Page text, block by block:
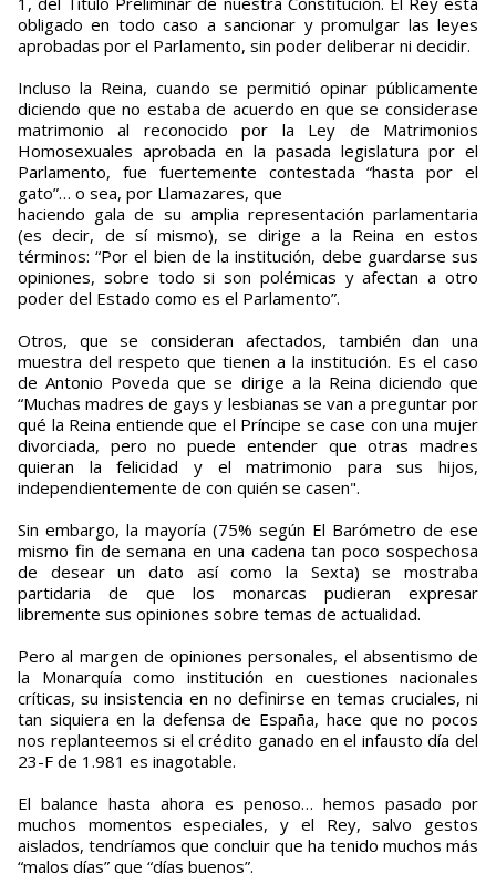
obligado en todo caso a sancionar y promulgar las leyes
aprobadas por el Parlamento, sin poder deliberar ni decidir.
Incluso la Reina, cuando se permitió opinar públicamente
diciendo que no estaba de acuerdo en que se considerase
matrimonio al reconocido por la Ley de Matrimonios
Homosexuales aprobada en la pasada legislatura por el
Parlamento, fue fuertemente contestada “hasta por el
gato”… o sea, por Llamazares, que
haciendo gala de su amplia representación parlamentaria
(es decir, de sí mismo), se dirige a la Reina en estos
términos: “Por el bien de la institución, debe guardarse sus
opiniones, sobre todo si son polémicas y afectan a otro
poder del Estado como es el Parlamento”.
Otros, que se consideran afectados, también dan una
muestra del respeto que tienen a la institución. Es el caso
de Antonio Poveda que se dirige a la Reina diciendo que
“Muchas madres de gays y lesbianas se van a preguntar por
qué la Reina entiende que el Príncipe se case con una mujer
divorciada, pero no puede entender que otras madres
quieran la felicidad y el matrimonio para sus hijos,
independientemente de con quién se casen".
Sin embargo, la mayoría (75% según El Barómetro de ese
mismo fin de semana en una cadena tan poco sospechosa
de desear un dato así como la Sexta) se mostraba
partidaria de que los monarcas pudieran expresar
libremente sus opiniones sobre temas de actualidad.
Pero al margen de opiniones personales, el absentismo de
la Monarquía como institución en cuestiones nacionales
críticas, su insistencia en no definirse en temas cruciales, ni
tan siquiera en la defensa de España, hace que no pocos
nos replanteemos si el crédito ganado en el infausto día del
23-F de 1.981 es inagotable.
El balance hasta ahora es penoso… hemos pasado por
muchos momentos especiales, y el Rey, salvo gestos
aislados, tendríamos que concluir que ha tenido muchos más
“malos días” que “días buenos”.